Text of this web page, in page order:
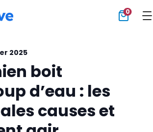
0
2025
boit
d’eau : les
causes et